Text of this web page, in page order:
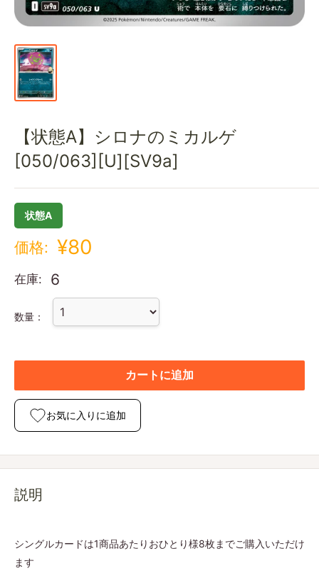
【状態A】シロナのミカルゲ
[050/063][U][SV9a]
状態A
価格: ¥80
在庫: 6
数量：
カートに追加
お気に入りに追加
説明
シングルカードは1商品あたりおひとり様8枚までご購入いただけ
ます